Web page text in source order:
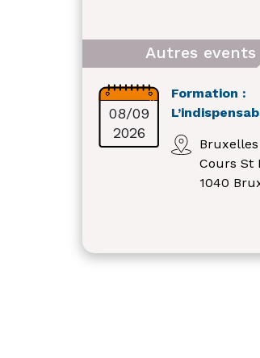
Autres events
08/09
2026
Formation :
Cours St
1040